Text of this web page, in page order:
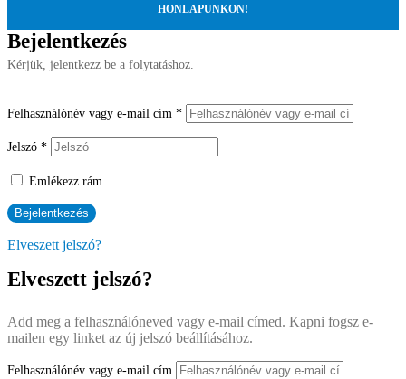
HONLAPUNKON!
Bejelentkezés
Kérjük, jelentkezz be a folytatáshoz.
Felhasználónév vagy e-mail cím *
Jelszó *
Emlékezz rám
Elveszett jelszó?
Elveszett jelszó?
Add meg a felhasználóneved vagy e-mail címed. Kapni fogsz e-
mailen egy linket az új jelszó beállításához.
Felhasználónév vagy e-mail cím